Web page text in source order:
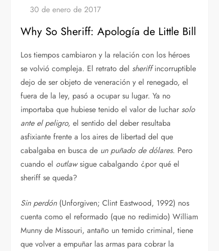
Why So Sheriff: Apología de Little Bill
Los tiempos cambiaron y la relación con los héroes
se volvió compleja. El retrato del sheriffincorruptible
dejo de ser objeto de veneración y el renegado, el
fuera de la ley, pasó a ocupar su lugar. Ya no
importaba que hubiese tenido el valor de luchar solo
ante el peligro, el sentido del deber resultaba
asfixiante frente a los aires de libertad del que
cabalgaba en busca de un puñado de dólares. Pero
cuando el outlawsigue cabalgando ¿por qué el
sheriff se queda?
Sin perdón(Unforgiven; Clint Eastwood, 1992) nos
cuenta como el reformado (que no redimido) William
Munny de Missouri, antaño un temido criminal, tiene
que volver a empuñar las armas para cobrar la